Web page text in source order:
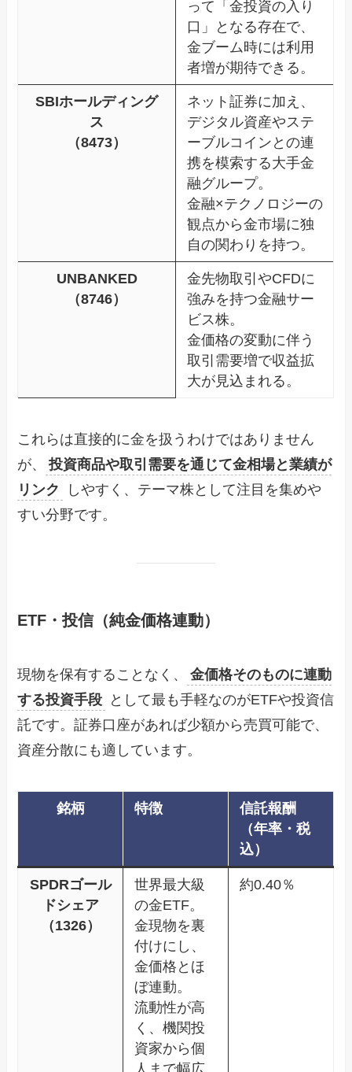
って「金投資の入り
口」となる存在で、
金ブーム時には利用
者増が期待できる。
SBIホールディング
ス
（8473）
ネット証券に加え、
デジタル資産やステ
ーブルコインとの連
携を模索する大手金
融グループ。
金融×テクノロジーの
観点から金市場に独
自の関わりを持つ。
UNBANKED
（8746）
金先物取引やCFDに
強みを持つ金融サー
ビス株。
金価格の変動に伴う
取引需要増で収益拡
大が見込まれる。
これらは直接的に金を扱うわけではありません
が、
投資商品や取引需要を通じて金相場と業績が
リンク
しやすく、テーマ株として注目を集めや
すい分野です。
ETF・投信（純金価格連動）
現物を保有することなく、
金価格そのものに連動
する投資手段 として最も手軽なのがETFや投資信
託です。証券口座があれば少額から売買可能で、
資産分散にも適しています。
銘柄 特徴
信託報酬
（年率・税
込）
SPDRゴール
ドシェア
（1326）
世界最大級
の金ETF。
金現物を裏
付けにし、
金価格とほ
ぼ連動。
流動性が高
く、機関投
資家から個
約0.40％